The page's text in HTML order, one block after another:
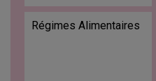
Régimes Alimentaires